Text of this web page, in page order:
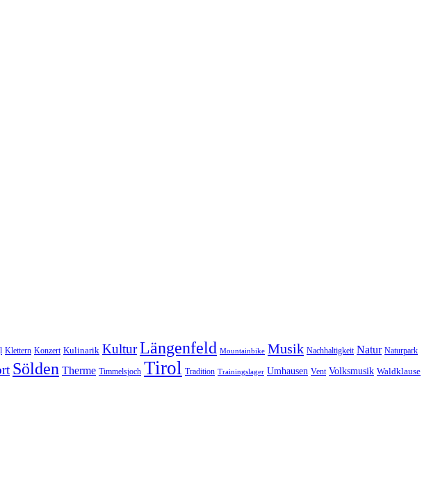
Klettern Konzert Kulinarik KulturLängenfeld Mountainbike Musik Nachhaltigkeit Natur Naturpark
Sölden Therme Timmelsjoch Tirol Tradition Trainingslager Umhausen Vent Volksmusik Waldklause